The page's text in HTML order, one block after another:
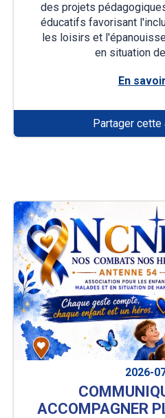
des projets
éducatifs favorisant
les loisirs et
en situation
En
Partager cette
2026-
ACCOMPAGNER